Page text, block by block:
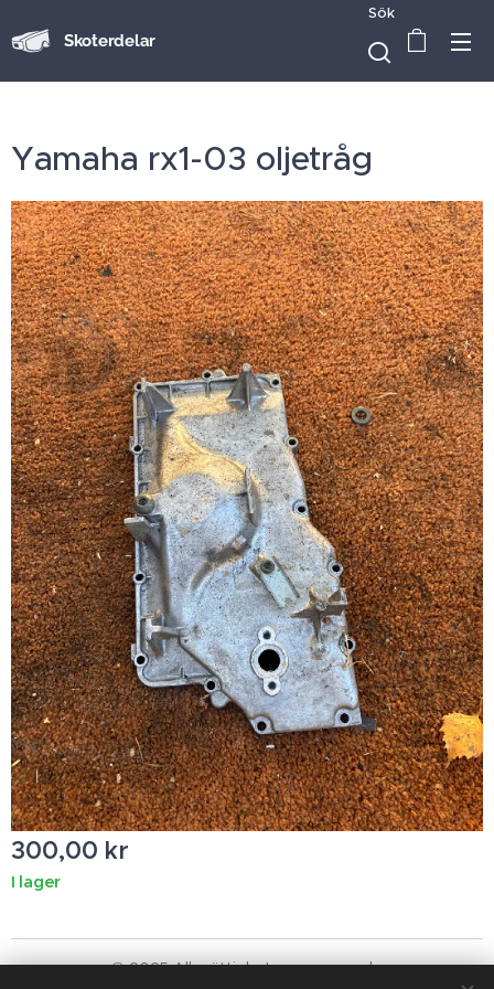
Skoterdelar
Sök
Yamaha rx1-03 oljetråg
300,00 kr
I lager
© 2025 Alla rättigheter reserverade